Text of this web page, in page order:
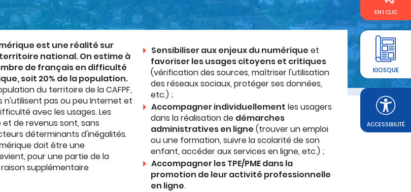
ACCESSIBILITÉ
EN 1 CLIC
KIOSQUE
est une réalité sur
national. On estime à
de français en difficulté
soit 20% de la population.
du territoire de la CAFPF,
n'utilisent pas ou peu Internet et
avec les usages. Les
de revenus sont, sans
déterminants d'inégalités.
doit être une
pour une partie de la
supplémentaire
Sensibiliser aux enjeux du numérique et
favoriser les usages citoyens et critiques
(vérification des sources, maîtriser l'utilisation
des réseaux sociaux, protéger ses données,
etc.) ;
Accompagner individuellement les usagers
dans la réalisation de démarches
administratives en ligne (trouver un emploi
ou une formation, suivre la scolarité de son
enfant, accéder aux services en ligne, etc.) ;
Accompagner les TPE/PME dans la
promotion de leur activité professionnelle
en ligne.